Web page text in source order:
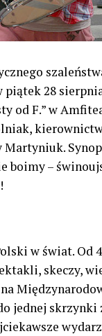
piątek 28
od F.” w
Martyniuk.
boimy –
w świat. Od
skeczy,
jednej skrzynki